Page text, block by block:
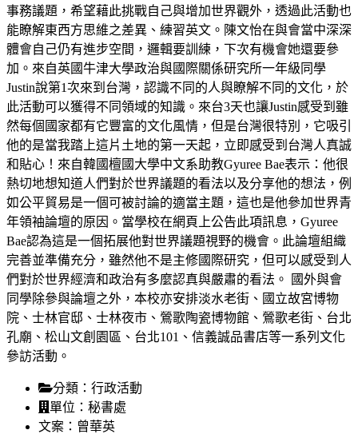
事務議題，希望藉此挑戰自己與增加世界觀外，透過此活動也
能瞭解東西方思維之差異、練習英文。陳文怡在與會當中深深
體會自己仍有進步空間，邏輯要訓練，下次有機會她還要參
加。來自英國牛津大學政治與國際關係研究所一年級同學
Justin說第1次來到台灣，認識不同的人與瞭解不同的文化，於
此活動可以獲得不同領域的知識。來台3天也讓Justin感受到雖
然每個國家都有它豐富的文化風情，但是台灣很特別，它吸引
他的是當我踏上這片土地的第一天起，立即感受到台灣人真誠
和貼心！來自韓國檀國大學中文系助教Gyuree Bae表示：他很
熱切地想知道人們對於世界議題的看法以及分享他的想法，例
如公平貿易是一個可被討論的適當主題，這也是他參加世界青
年領袖論壇的原因。當學校在網頁上公告此項訊息，Gyuree
Bae認為這是一個拓展他對世界議題視野的機會。此論壇組織
完善並準備充分，雖然他不是主修國際研究，但可以感受到人
們對於世界經濟和政治有多麼認真與嚴肅的看法。 國外與會
同學除參與論壇之外，本校亦安排淡水老街、國立故宮博物
院、士林官邸、士林夜市、鶯歌陶瓷博物館、鶯歌老街、台北
孔廟、松山文創園區、台北101、信義誠品書店等一系列文化
參訪活動。
分類： 行政活動
單位： 秘書處
文案： 曾華英